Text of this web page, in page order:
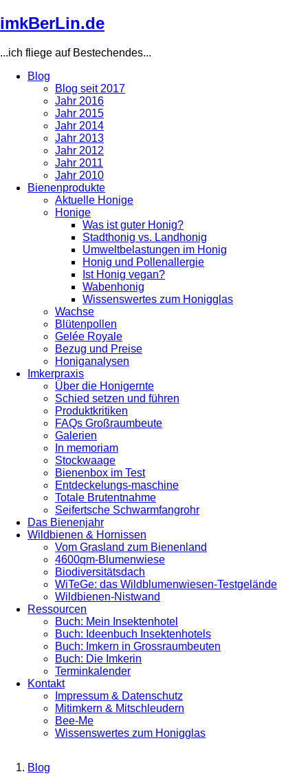
Direkt
zum
imkBerLin.de
...ich fliege auf Bestechendes...
navigation
Blog
Blog seit 2017
Jahr 2016
Jahr 2015
Jahr 2014
Jahr 2013
Jahr 2012
Jahr 2011
Jahr 2010
Bienenprodukte
Aktuelle Honige
Honige
Was ist guter Honig?
Stadthonig vs. Landhonig
Umweltbelastungen im Honig
Honig und Pollenallergie
Ist Honig vegan?
Wabenhonig
Wissenswertes zum Honigglas
Wachse
Blütenpollen
Gelée Royale
Bezug und Preise
Honiganalysen
Imkerpraxis
Über die Honigernte
Schied setzen und führen
Produktkritiken
FAQs Großraumbeute
Galerien
In memoriam
Stockwaage
Bienenbox im Test
Entdeckelungs-maschine
Totale Brutentnahme
Seifertsche Schwarmfangrohr
Das Bienenjahr
Wildbienen & Hornissen
Vom Grasland zum Bienenland
4600qm-Blumenwiese
Biodiversitätsdach
WiTeGe: das Wildblumenwiesen-Testgelände
Wildbienen-Nistwand
Ressourcen
Buch: Mein Insektenhotel
Buch: Ideenbuch Insektenhotels
Buch: Imkern in Grossraumbeuten
Buch: Die Imkerin
Terminkalender
Kontakt
Impressum & Datenschutz
Mitimkern & Mitschleudern
Bee-Me
Wissenswertes zum Honigglas
Blog